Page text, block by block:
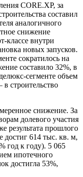
CORE.XP, за
составил
аналогичного
снижение
классе внутри
новых запусков.
сократилось на
составило 32%, в
сегменте объем
строительство
снижение. За
долевого участия
результата прошлого
достиг 614 тыс. кв. м,
год к году). 5 065
ипотечного
достигла 53%,